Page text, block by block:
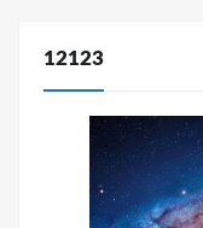
12123